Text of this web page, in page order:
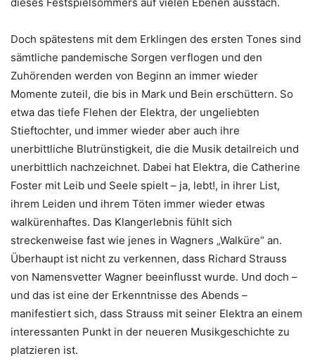
Doch spätestens mit dem Erklingen des ersten Tones sind
sämtliche pandemische Sorgen verflogen und den
Zuhörenden werden von Beginn an immer wieder
Momente zuteil, die bis in Mark und Bein erschüttern. So
etwa das tiefe Flehen der Elektra, der ungeliebten
Stieftochter, und immer wieder aber auch ihre
unerbittliche Blutrünstigkeit, die die Musik detailreich und
unerbittlich nachzeichnet. Dabei hat Elektra, die Catherine
Foster mit Leib und Seele spielt – ja, lebt!, in ihrer List,
ihrem Leiden und ihrem Töten immer wieder etwas
walkürenhaftes. Das Klangerlebnis fühlt sich
streckenweise fast wie jenes in Wagners „Walküre“ an.
Überhaupt ist nicht zu verkennen, dass Richard Strauss
von Namensvetter Wagner beeinflusst wurde. Und doch –
und das ist eine der Erkenntnisse des Abends –
manifestiert sich, dass Strauss mit seiner Elektra an einem
interessanten Punkt in der neueren Musikgeschichte zu
platzieren ist.